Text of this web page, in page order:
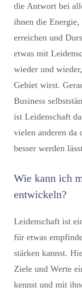
die Antwort bei
ihnen die
erreichen und
etwas mit
wieder und
Gebiet wirst.
Business
ist Leidenschaft
vielen anderen da
besser werden
Wie kann ich
entwickeln?
Leidenschaft ist
für etwas
stärken kannst.
Ziele und Werte
kennst und mit